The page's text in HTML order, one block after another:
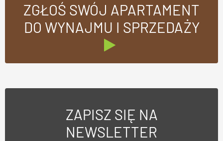
ZGŁOŚ SWÓJ APARTAMENT
DO WYNAJMU I SPRZEDAŻY
ZAPISZ SIĘ NA
NEWSLETTER